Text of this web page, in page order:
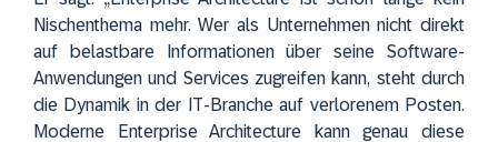
Nischenthema mehr. Wer als Unternehmen nicht direkt
auf belastbare Informationen über seine Software-
Anwendungen und Services zugreifen kann, steht durch
die Dynamik in der IT-Branche auf verlorenem Posten.
Moderne Enterprise Architecture kann genau diese